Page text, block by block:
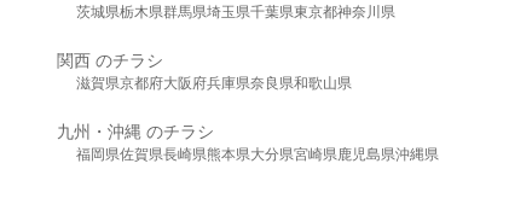
茨城県栃木県群馬県埼玉県千葉県東京都神奈川県
関西 のチラシ
滋賀県京都府大阪府兵庫県奈良県和歌山県
九州・沖縄 のチラシ
福岡県佐賀県長崎県熊本県大分県宮崎県 鹿児島県沖縄県